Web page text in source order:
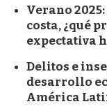
Verano
costa, ¿qué
expectativa
Delitos e
desarrollo
América